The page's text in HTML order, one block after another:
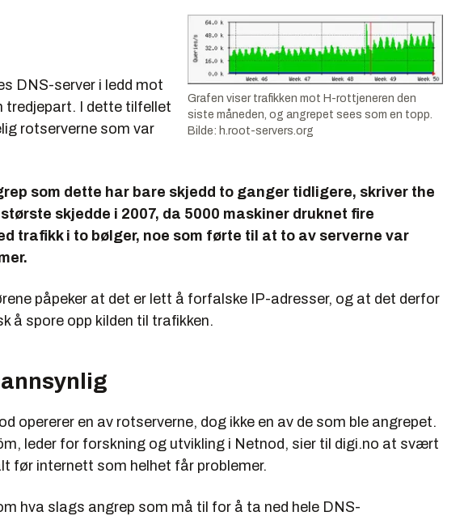
Grafen viser trafikken mot H-rottjeneren den
siste måneden, og angrepet sees som en topp.
Bilde: h.root-servers.org
DNS-server i ledd mot
tredjepart. I dette tilfellet
rotserverne som var
som dette har bare skjedd to ganger tidligere, skriver the
skjedde i 2007, da 5000 maskiner druknet fire
trafikk i to bølger, noe som førte til at to av serverne var
påpeker at det er lett å forfalske IP-adresser, og at det derfor
å spore opp kilden til trafikken.
opererer en av rotserverne, dog ikke en av de som ble angrepet.
leder for forskning og utvikling i Netnod, sier til digi.no at svært
før internett som helhet får problemer.
hva slags angrep som må til for å ta ned hele DNS-